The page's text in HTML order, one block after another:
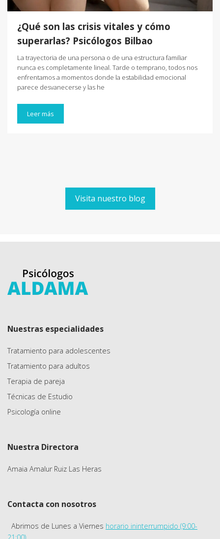
¿Qué son las crisis vitales y cómo
superarlas? Psicólogos Bilbao
La trayectoria de una persona o de una estructura familiar
nunca es completamente lineal. Tarde o temprano, todos nos
enfrentamos a momentos donde la estabilidad emocional
parece desvanecerse y las he
Leer más
Visita nuestro blog
Nuestras especialidades
Tratamiento para adolescentes
Tratamiento para adultos
Terapia de pareja
Técnicas de Estudio
Psicología online
Nuestra Directora
Amaia Amalur Ruiz Las Heras
Contacta con nosotros
Abrimos de Lunes a Viernes horario ininterrumpido (9:00-
21:00)